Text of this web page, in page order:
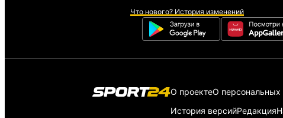
Что нового? История изменений
О проектеО персональных
История версийРедакция